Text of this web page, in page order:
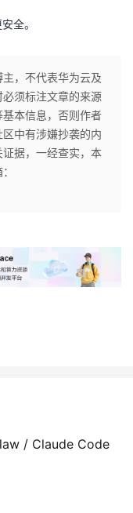
全。
主，不代表华为云及
须标注文章的来源
基本信息，否则作者
中有涉嫌抄袭的内
据，一经查实，本
/ Claude Code